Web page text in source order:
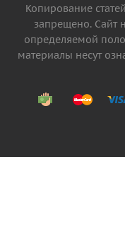
Копирование
запрещено. Сайт
определяемой
материалы несут